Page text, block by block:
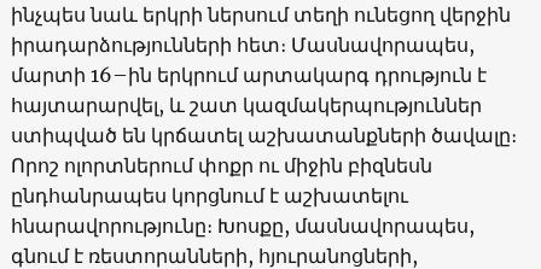
ինչպես նաև երկրի ներսում տեղի ունեցող վերջին
իրադարձությունների հետ։ Մասնավորապես,
մարտի 16–ին երկրում արտակարգ դրություն է
հայտարարվել, և շատ կազմակերպություններ
ստիպված են կրճատել աշխատանքների ծավալը։
Որոշ ոլորտներում փոքր ու միջին բիզնեսն
ընդհանրապես կորցնում է աշխատելու
հնարավորությունը։ Խոսքը, մասնավորապես,
գնում է ռեստորանների, հյուրանոցների,